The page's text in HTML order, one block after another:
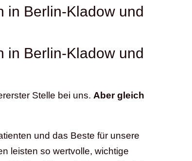
in Berlin-Kladow und
in Berlin-Kladow und
Stelle bei uns.Aber gleich
und das Beste für unsere
leisten so wertvolle, wichtige